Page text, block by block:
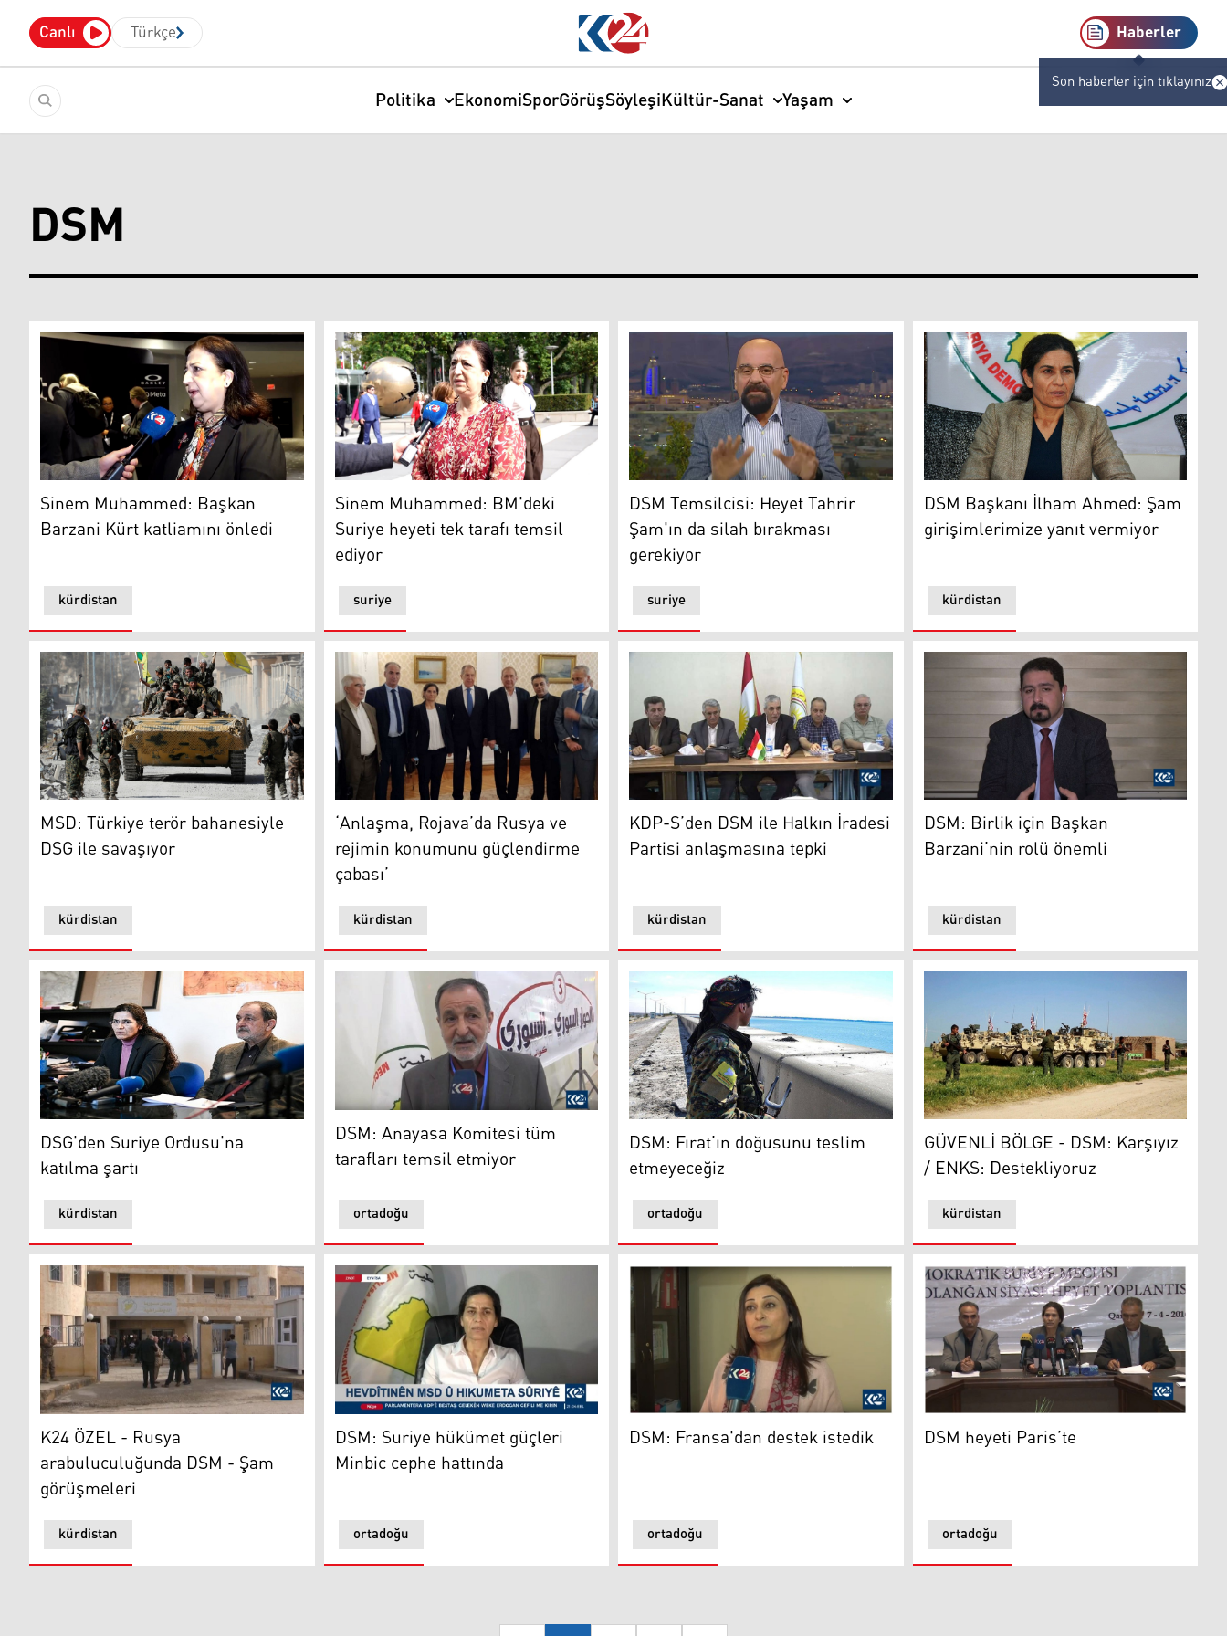
Canlı Türkçe Haberler
Son haberler için tıklayınız
Politika EkonomiSporGörüşSöyleşiKültür-Sanat Yaşam
DSM
Sinem Muhammed: Başkan Barzani Kürt katliamını önledi
kürdistan
Sinem Muhammed: Başkan
Barzani Kürt katliamını önledi
Sinem Muhammed: BM'deki Suriye heyeti tek tarafı temsil ediyor
suriye
Sinem Muhammed: BM'deki
Suriye heyeti tek tarafı temsil
ediyor
Demokratik Suriye Meclisi (DSM) Süleymaniye Temsilcisi Hoşeng Derweş
suriye
DSM Temsilcisi: Heyet Tahrir
Şam'ın da silah bırakması
gerekiyor
DSM Başkanı İlham Ahmed: Şam
kürdistan
DSM Başkanı İlham Ahmed: Şam
girişimlerimize yanıt vermiyor
MSD: Türkiye terör bahanesiyle DSG ile savaşıyor
kürdistan
MSD: Türkiye terör bahanesiyle
DSG ile savaşıyor
‘Anlaşma, Rojava’da Rusya ve rejimin konumunu güçlendirme çabası’
kürdistan
‘Anlaşma, Rojava’da Rusya ve
rejimin konumunu güçlendirme
çabası’
KDP-S’den DSM ile Halkın İradesi Partisi anlaşmasına tepki
kürdistan
KDP-S’den DSM ile Halkın İradesi
Partisi anlaşmasına tepki
DSM: Birlik için Başkan Barzani’nin rolü
kürdistan
DSM: Birlik için Başkan
Barzani’nin rolü önemli
DSG'den Suriye Ordusu'na katılma şartı
kürdistan
DSG'den Suriye Ordusu'na
katılma şartı
DSM: Anayasa Komitesi tüm tarafları temsil etmiyor
ortadoğu
DSM: Anayasa Komitesi tüm
tarafları temsil etmiyor
DSM: Fırat’ın doğusunu teslim etmeyeceğiz
ortadoğu
DSM: Fırat’ın doğusunu teslim
etmeyeceğiz
GÜVENLİ BÖLGE - DSM: Karşıyız / ENKS:
kürdistan
GÜVENLİ BÖLGE - DSM: Karşıyız
/ ENKS: Destekliyoruz
K24 ÖZEL - Rusya arabuluculuğunda DSM - Şam görüşmeleri
kürdistan
K24 ÖZEL - Rusya
arabuluculuğunda DSM - Şam
görüşmeleri
DSM: Suriye hükümet güçleri Minbic cephe hattında
ortadoğu
DSM: Suriye hükümet güçleri
Minbic cephe hattında
DSM: Fransa'dan destek istedik
ortadoğu
DSM: Fransa'dan destek istedik DSM heyeti Paris’te
ortadoğu
DSM heyeti Paris’te